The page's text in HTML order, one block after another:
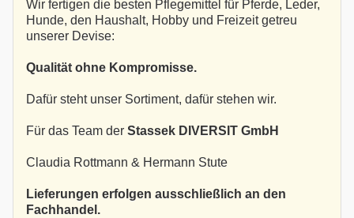
Wir fertigen die besten Pflegemittel für Pferde, Leder,
Hunde, den Haushalt, Hobby und Freizeit getreu
unserer Devise:
Qualität ohne Kompromisse.
Dafür steht unser Sortiment, dafür stehen wir.
Für das Team der Stassek DIVERSIT GmbH
Claudia Rottmann & Hermann Stute
Lieferungen erfolgen ausschließlich an den
Fachhandel.